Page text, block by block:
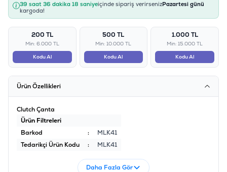
39 saat 36 dakika 17 saniyeiçinde sipariş verirsenizPazartesi günü
kargoda!
200 TL
Min: 6.000 TL
Kodu Al
500 TL
Min: 10.000 TL
Kodu Al
1.000 TL
Min: 15.000 TL
Kodu Al
Ürün Özellikleri
Clutch Çanta
Ürün Filtreleri
Barkod
:
MLK41
Tedarikçi Ürün Kodu
: MLK41
Daha Fazla Gör